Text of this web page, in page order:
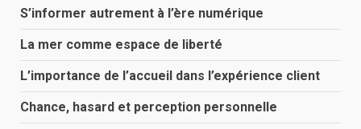
S’informer autrement à l’ère numérique
La mer comme espace de liberté
L’importance de l’accueil dans l’expérience client
Chance, hasard et perception personnelle